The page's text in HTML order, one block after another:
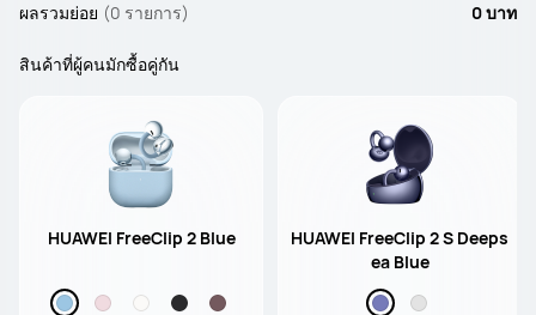
ผลรวมย่อย (0 รายการ) 0 บาท
สินค้าที่ผู้คนมักซื้อคู่กัน
HUAWEI FreeClip 2 Blue
HUAWEI FreeClip 2 S Deeps
ea Blue